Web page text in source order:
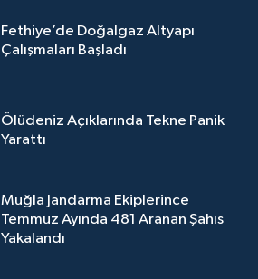
Fethiye’de Doğalgaz Altyapı
Çalışmaları Başladı
Ölüdeniz Açıklarında Tekne Panik
Yarattı
Muğla Jandarma Ekiplerince
Temmuz Ayında 481 Aranan Şahıs
Yakalandı